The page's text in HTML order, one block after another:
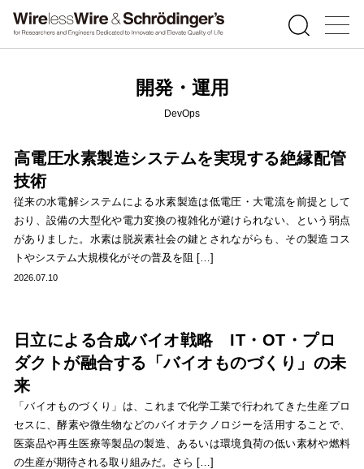
開発・運用
DevOps
高電圧水素製造システムを実現する絶縁配管
技術
従来の水電解システムによる水素製造は低電圧・大電流を前提として
おり、設備の大型化や電力変換の複雑化が避けられない、という弱点
がありました。水素は脱炭素社会の鍵とされながらも、その製造コス
トやシステム大規模化がその普及を阻 […]
2026.07.10
日立による合成バイオ戦略 IT・OT・プロ
ダクトが融合する「バイオものづくり」の未
来
「バイオものづくり」は、これまで化学工業で行われてきた生産プロ
セスに、酵素や微生物などのバイオテクノロジーを活用することで、
医薬品や再生医療等製品の製造、あるいは環境負荷の低い素材や燃料
の生産が期待される取り組みだ。さら […]